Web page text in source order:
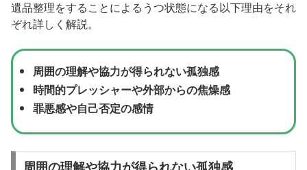
遺品整理をすることによるうつ状態になる以下理由をそれ
ぞれ詳しく解説。
周囲の理解や協力が得られない孤独感
時間的プレッシャーや外部からの焦燥感
罪悪感や自己否定の感情